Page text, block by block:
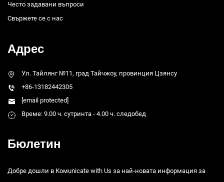
Често задавани въпроси
Свържете се с нас
Адрес
Ул. Тайлянг №11, град Тайчжоу, провинция Цзянсу
+86-13182442305
[email protected]
Време: 9.00 ч. сутринта - 4.00 ч. следобед
Бюлетин
Добре дошли в Комunicate with Us за най-новата информация за